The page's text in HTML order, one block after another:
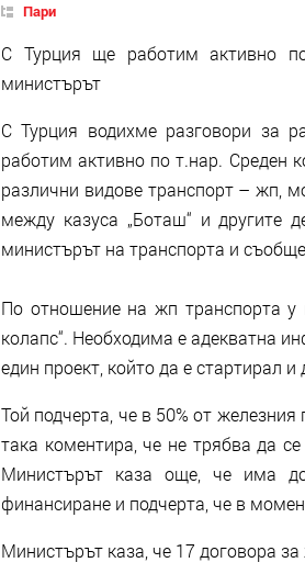
Пари
С Турция ще работим активно
министърът
С Турция водихме разговори за
работим активно по т.нар. Среден
различни видове транспорт – жп,
между казуса „Боташ“ и другите
министърът на транспорта и
По отношение на жп транспорта у
колапс“. Необходима е адекватна
един проект, който да е стартирал
Той подчерта, че в 50% от
така коментира, че не трябва да
Министърът каза още, че има
финансиране и подчерта, че в
Министърът каза, че 17 договора